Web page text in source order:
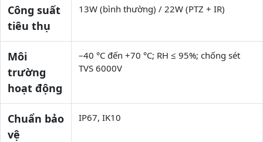
Công suất
tiêu thụ
13W (bình thường) / 22W (PTZ + IR)
Môi
trường
hoạt động
–40 °C đến +70 °C; RH ≤ 95%; chống sét
TVS 6000V
Chuẩn bảo
vệ
IP67, IK10